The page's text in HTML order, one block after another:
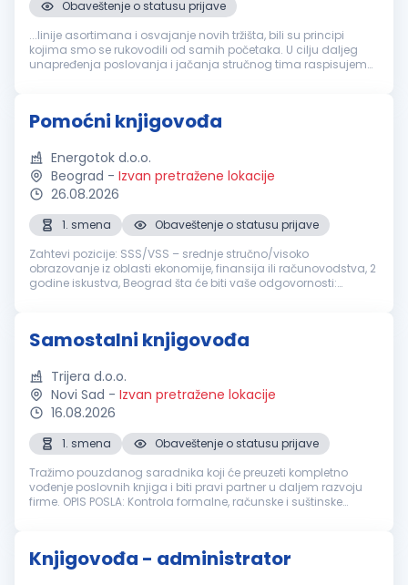
Obaveštenje o statusu prijave
...linije asortimana i osvajanje novih tržišta, bili su principi
kojima smo se rukovodili od samih početaka. U cilju daljeg
unapređenja poslovanja i jačanja stručnog tima raspisujemo
Pomoćni knjigovođa
Energotok d.o.o.
Beograd - Izvan pretražene lokacije
26.08.2026
1. smena
Obaveštenje o statusu prijave
Zahtevi pozicije: SSS/VSS – srednje stručno/visoko
obrazovanje iz oblasti ekonomije, finansija ili računovodstva, 2
godine iskustva, Beograd šta će biti vaše odgovornosti:
Samostalni knjigovođa
Trijera d.o.o.
Novi Sad - Izvan pretražene lokacije
16.08.2026
1. smena
Obaveštenje o statusu prijave
Tražimo pouzdanog saradnika koji će preuzeti kompletno
vođenje poslovnih knjiga i biti pravi partner u daljem razvoju
firme. OPIS POSLA: Kontrola formalne, računske i suštinske
Knjigovođa - administrator